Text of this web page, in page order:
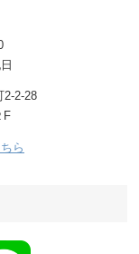
2-2-28
F
ら